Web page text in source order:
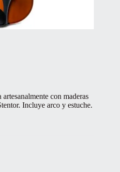
con maderas
Incluye arco y estuche.